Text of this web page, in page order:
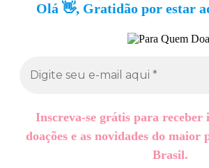
Olá 👋, Gratidão por estar
Inscreva-se grátis para receber
doações e as novidades do maior
Brasil.